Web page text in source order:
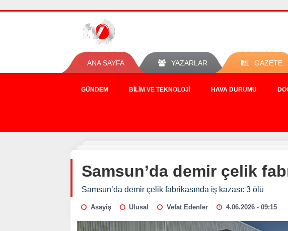
ANA SAYFA YAZARLAR GAZETE
GÜNDEM BILIM VE TEKNOLOJI HAVA DURUMU
Samsun’da demir çelik
Samsun’da demir çelik fabrikasında iş kazası: 3 ölü
Asayiş Ulusal Vefat Edenler 4.06.2026 - 09:15